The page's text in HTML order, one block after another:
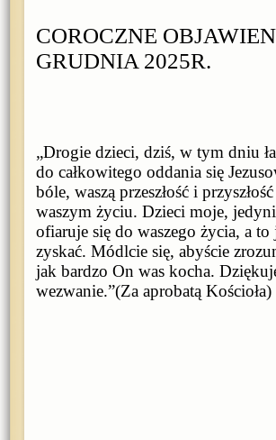
COROCZNE
GRUDNIA 2025R.
„Drogie dzieci, dziś, w tym dniu
do całkowitego oddania się
bóle, waszą przeszłość i
waszym życiu. Dzieci moje,
ofiaruje się do waszego życia, a
zyskać. Módlcie się, abyście
jak bardzo On was kocha.
wezwanie.”(Za aprobatą Kościoła)